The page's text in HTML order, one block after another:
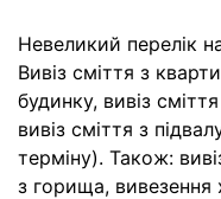
Невеликий перелік
Вивіз сміття з
будинку, вивіз
вивіз сміття з
терміну). Також:
з горища,